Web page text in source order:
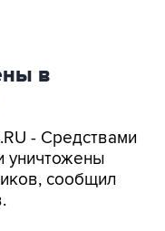
в
- Средствами
сообщил
силами